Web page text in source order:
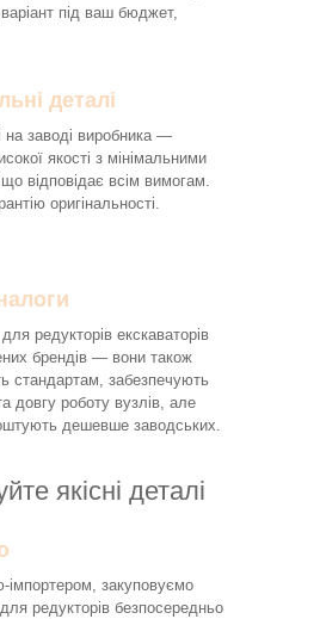
під ваш бюджет,
деталі
на заводі виробника —
якості з мінімальними
відповідає всім вимогам.
оригінальності.
редукторів екскаваторів
брендів — вони також
стандартам, забезпечують
довгу роботу вузлів, але
дешевше заводських.
якісні деталі
імпортером, закуповуємо
редукторів безпосередньо